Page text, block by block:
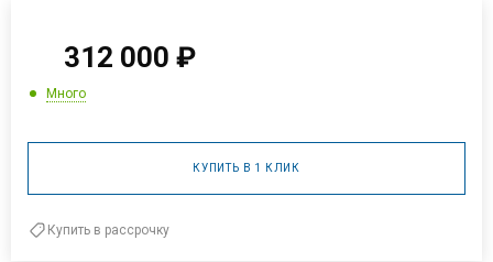
312 000 ₽
Много
КУПИТЬ В 1 КЛИК
Купить в рассрочку